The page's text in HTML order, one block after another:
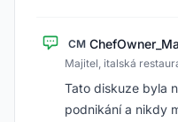
CM
Majitel, italská
Tato diskuze byla
podnikání a nikdy